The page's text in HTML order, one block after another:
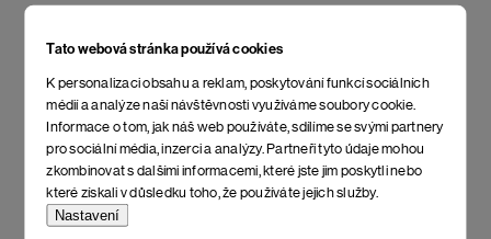
Tato webová stránka používá cookies
K personalizaci obsahu a reklam, poskytování funkcí sociálních
médií a analýze naší návštěvnosti využíváme soubory cookie.
Informace o tom, jak náš web používáte, sdílíme se svými partnery
pro sociální média, inzerci a analýzy. Partneři tyto údaje mohou
zkombinovat s dalšími informacemi, které jste jim poskytli nebo
které získali v důsledku toho, že používáte jejich služby.
Nastavení